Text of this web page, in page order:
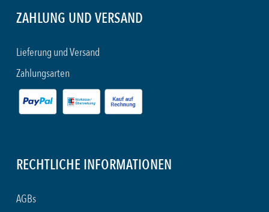
ZAHLUNG UND VERSAND
Lieferung und Versand
Zahlungsarten
RECHTLICHE INFORMATIONEN
AGBs